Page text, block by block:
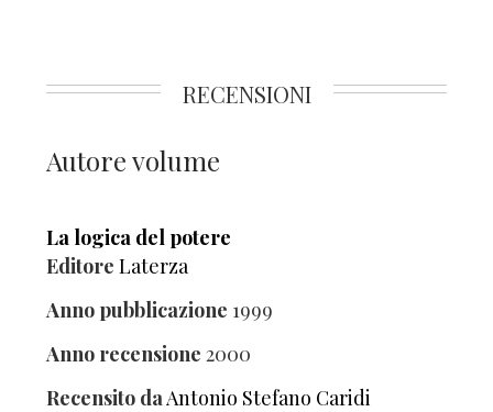
RECENSIONI
Autore volume
La logica del potere
Editore Laterza
Anno pubblicazione 1999
Anno recensione 2000
Recensito daAntonio Stefano Caridi